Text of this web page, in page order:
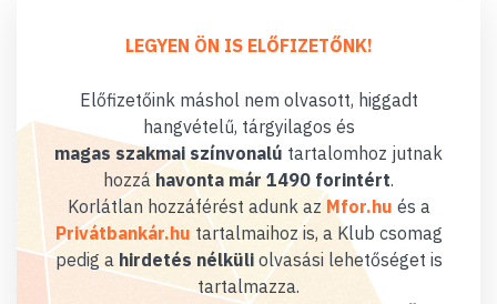
LEGYEN ÖN IS ELŐFIZETŐNK!
Előfizetőink máshol nem olvasott, higgadt
hangvételű, tárgyilagos és
magas szakmai színvonalú tartalomhoz jutnak
hozzáhavonta már 1490 forintért.
Korlátlan hozzáférést adunk az Mfor.hu és a
Privátbankár.hu tartalmaihoz is, a Klub csomag
pedig a hirdetés nélküliolvasási lehetőséget is
tartalmazza.